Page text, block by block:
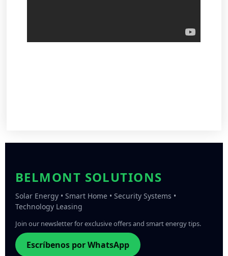
BELMONT SOLUTIONS
Solar Energy • Smart Home • Security Systems •
Technology Leasing
Join our newsletter for exclusive offers and smart energy tips.
Escríbenos por WhatsApp